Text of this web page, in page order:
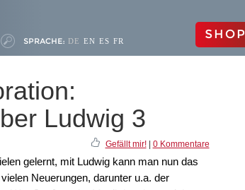
SPRACHE: DE EN ES FR SHOP
Ludwig 3
Gefällt mir!| 0 Kommentare
gelernt, mit Ludwig kann man nun das
Neuerungen, darunter u.a. der